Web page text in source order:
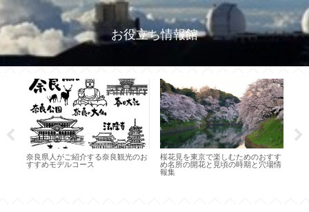
お役立ち情報館
奈良県人がご紹介する奈良観光のお
すすめモデルコース
桜花見を東京で楽しむためのおすす
め名所の開花と見頃の時期と穴場情
報集